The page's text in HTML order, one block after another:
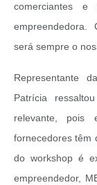
comerciantes e
empreendedora.
será sempre o
Representante
Patrícia
relevante, pois
fornecedores têm
do workshop é
empreendedor,